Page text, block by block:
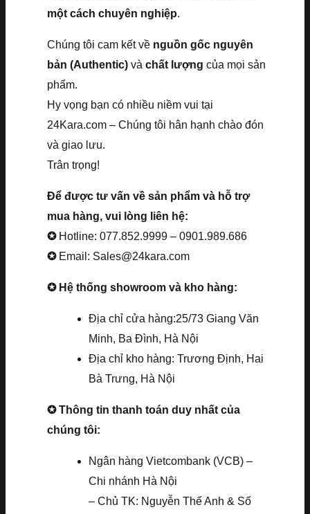
một cách chuyên nghiệp.
Chúng tôi cam kết về nguồn gốc nguyên
bản (Authentic) và chất lượng của mọi sản
phẩm.
Hy vọng bạn có nhiều niềm vui tại
24Kara.com – Chúng tôi hân hạnh chào đón
và giao lưu.
Trân trọng!
Để được tư vấn về sản phẩm và hỗ trợ
mua hàng, vui lòng liên hệ:
✪ Hotline: 077.852.9999 – 0901.989.686
✪ Email: Sales@24kara.com
✪ Hệ thống showroom và kho hàng:
Địa chỉ cửa hàng:25/73 Giang Văn
Minh, Ba Đình, Hà Nội
Địa chỉ kho hàng: Trương Định, Hai
Bà Trưng, Hà Nội
✪ Thông tin thanh toán duy nhất của
chúng tôi:
Ngân hàng Vietcombank (VCB) –
Chi nhánh Hà Nội
– Chủ TK: Nguyễn Thế Anh & Số